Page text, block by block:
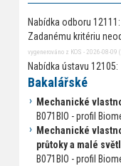
Nabídka odboru 12111:
Zadanému kritériu
vygenerováno z KOS - 2026-08-09
Nabídka ústavu 12105:
Bakalářské
Mechanické
B071BIO - profil
Mechanické
průtoky a malé
B071BIO - profil